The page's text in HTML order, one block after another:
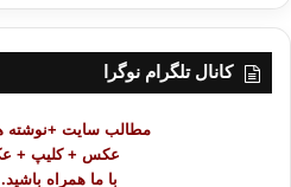
ر
کانال تلگرام نوگرا
مطالب سایت +نوشته
عکس + کلیپ +
با ما همراه باشید.